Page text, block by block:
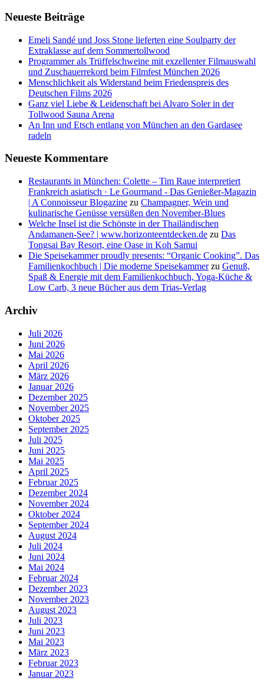
Neueste Beiträge
Emeli Sandé und Joss Stone lieferten eine Soulparty der
Extraklasse auf dem Sommertollwood
Programmer als Trüffelschweine mit exzellenter Filmauswahl
und Zuschauerrekord beim Filmfest München 2026
Menschlichkeit als Widerstand beim Friedenspreis des
Deutschen Films 2026
Ganz viel Liebe & Leidenschaft bei Alvaro Soler in der
Tollwood Sauna Arena
An Inn und Etsch entlang von München an den Gardasee
radeln
Neueste Kommentare
Restaurants in München: Colette – Tim Raue interpretiert
Frankreich asiatisch · Le Gourmand - Das Genießer-Magazin
| A Connoisseur Blogazine zu Champagner, Wein und
kulinarische Genüsse versüßen den November-Blues
Welche Insel ist die Schönste in der Thailändischen
Andamanen-See? | www.horizonteentdecken.de zu Das
Tongsai Bay Resort, eine Oase in Koh Samui
Die Speisekammer proudly presents: “Organic Cooking”. Das
Familienkochbuch | Die moderne Speisekammerzu Genuß,
Spaß & Energie mit dem Familienkochbuch, Yoga-Küche &
Low Carb, 3 neue Bücher aus dem Trias-Verlag
Archiv
Juli 2026
Juni 2026
Mai 2026
April 2026
März 2026
Januar 2026
Dezember 2025
November 2025
Oktober 2025
September 2025
Juli 2025
Juni 2025
Mai 2025
April 2025
Februar 2025
Dezember 2024
November 2024
Oktober 2024
September 2024
August 2024
Juli 2024
Juni 2024
Mai 2024
Februar 2024
Dezember 2023
November 2023
August 2023
Juli 2023
Juni 2023
Mai 2023
März 2023
Februar 2023
Januar 2023